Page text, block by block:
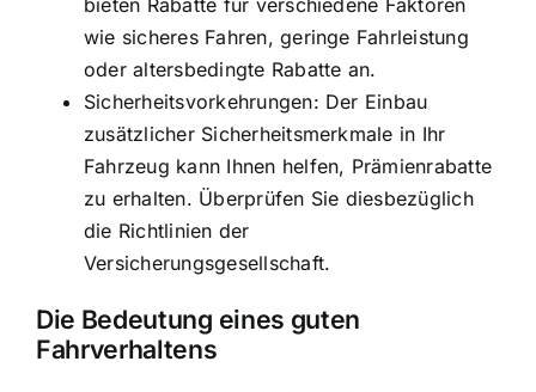
wie sicheres Fahren, geringe Fahrleistung
oder altersbedingte Rabatte an.
Sicherheitsvorkehrungen: Der Einbau
zusätzlicher Sicherheitsmerkmale in Ihr
Fahrzeug kann Ihnen helfen, Prämienrabatte
zu erhalten. Überprüfen Sie diesbezüglich
die Richtlinien der
Versicherungsgesellschaft.
Die Bedeutung eines guten
Fahrverhaltens